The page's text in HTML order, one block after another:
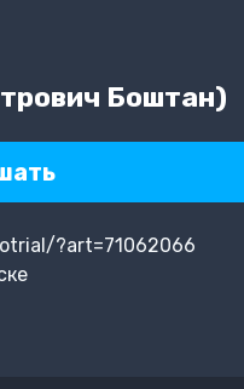
Боштан)
?art=71062066